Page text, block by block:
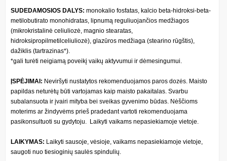
SUDEDAMOSIOS DALYS: monokalio fosfatas, kalcio beta-hidroksi-beta-
metilobutirato monohidratas, lipnumą reguliuojančios medžiagos
(mikrokristalinė celiuliozė, magnio stearatas,
hidroksipropilmetilceliuliozė), glazūros medžiaga (stearino rūgštis),
dažiklis (tartrazinas*).
*gali turėti neigiamą poveikį vaikų aktyvumui ir dėmesingumui.
ĮSPĖJIMAI: Neviršyti nustatytos rekomenduojamos paros dozės. Maisto
papildas neturėtų būti vartojamas kaip maisto pakaitalas. Svarbu
subalansuota ir įvairi mityba bei sveikas gyvenimo būdas. Nėščioms
moterims ar žindyvėms prieš pradedant vartoti rekomenduojama
pasikonsultuoti su gydytoju. Laikyti vaikams nepasiekiamoje vietoje.
LAIKYMAS: Laikyti sausoje, vėsioje, vaikams nepasiekiamoje vietoje,
saugoti nuo tiesioginių saulės spindulių.